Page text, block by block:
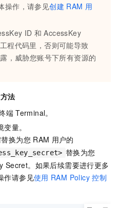
操作，请参见创建 RAM 用
ID 和 AccessKey
程代码里，否则可能导致
，威胁您账号下所有资源的
法
端 Terminal。
量。
换为您 RAM 用户的
替换为您
Secret。如果后续需要进行更多
作请参见使用 RAM Policy 控制